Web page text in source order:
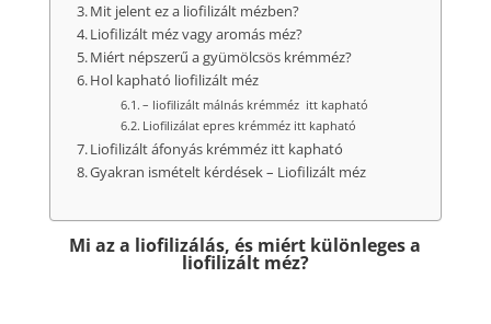
Mit jelent ez a liofilizált mézben?
Liofilizált méz vagy aromás méz?
Miért népszerű a gyümölcsös krémméz?
Hol kapható liofilizált méz
– liofilizált málnás krémméz itt kapható
Liofilizálat epres krémméz itt kapható
Liofilizált áfonyás krémméz itt kapható
Gyakran ismételt kérdések – Liofilizált méz
Mi az a liofilizálás, és miért különleges a
liofilizált méz?